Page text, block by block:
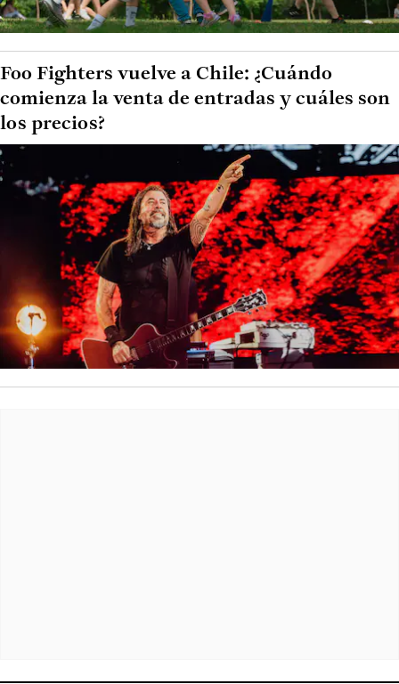
Foo Fighters vuelve a Chile: ¿Cuándo
comienza la venta de entradas y cuáles son
los precios?